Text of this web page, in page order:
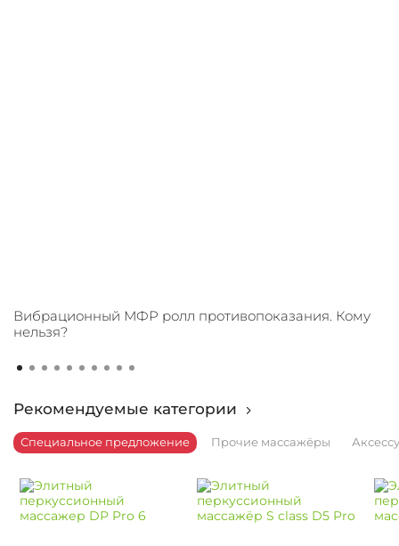
Вибрационный МФР ролл противопоказания. Кому
нельзя?
Рекомендуемые категории
Специальное предложение Прочие массажёры